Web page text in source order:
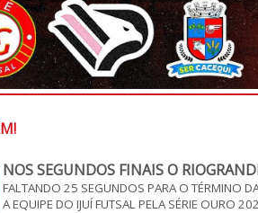
NOS SEGUNDOS FINAIS O
FALTANDO 25 SEGUNDOS PARA O TÉRMINO
A EQUIPE DO IJUÍ FUTSAL PELA SÉRIE OURO